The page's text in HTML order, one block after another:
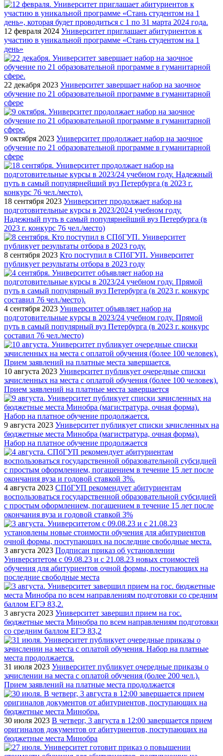
12 февраля 2024 Университет приглашает абитуриентов к
участию в уникальной программе «Стань студентом на 1
день»
22 декабря 2023 Университет завершает набор на заочное
обучение по 21 образовательной программе в гуманитарной
сфере
9 октября 2023 Университет продолжает набор на заочное
обучение по 21 образовательной программе в гуманитарной
сфере
18 сентября 2023 Университет продолжает набор на
подготовительные курсы в 2023/2024 учебном году.
Надежный путь в самый популярнейший вуз Петербурга (в
2023 г. конкурс 76 чел./место)
8 сентября 2023 Кто поступил в СПбГУП. Университет
публикует результаты отбора в 2023 году
4 сентября 2023 Университет объявляет набор на
подготовительные курсы в 2023/24 учебном году. Прямой
путь в самый популярный вуз Петербурга (в 2023 г. конкурс
составил 76 чел./место)
10 августа 2023 Университет публикует очередные списки
зачисленных на места с оплатой обучения (более 100 человек).
Прием заявлений на платные места завершается
9 августа 2023 Университет публикует списки зачисленных на
бюджетные места Минобра (магистратура, очная форма).
Набор на платное обучение продолжается
4 августа 2023 СПбГУП рекомендует абитуриентам
воспользоваться государственной образовательной субсидией
с простым оформлением, погашением в течение 15 лет после
окончания вуза и годовой ставкой 3%
3 августа 2023 Подписан приказ об установлении
Университетом с 09.08.23 и с 21.08.23 новых стоимостей
обучения для абитуриентов очной формы, поступающих на
последние свободные места
3 августа 2023 Университет завершил прием на гос.
бюджетные места Минобра по всем направлениям подготовки
со средним баллом ЕГЭ 83,2
31 июля 2023 Университет публикует очередные приказы о
зачислении на места с оплатой обучения (более 200 чел.).
Прием заявлений на платные места продолжается
30 июля 2023 В четверг, 3 августа в 12:00 завершается прием
оригиналов документов от абитуриентов, поступающих на
бюджетные места Минобра